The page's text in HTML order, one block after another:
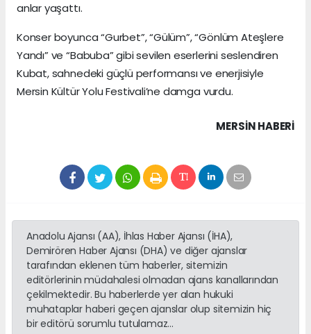
anlar yaşattı.
Konser boyunca “Gurbet”, “Gülüm”, “Gönlüm Ateşlere
Yandı” ve “Babuba” gibi sevilen eserlerini seslendiren
Kubat, sahnedeki güçlü performansı ve enerjisiyle
Mersin Kültür Yolu Festivali’ne damga vurdu.
MERSIN HABERİ
Anadolu Ajansı (AA), İhlas Haber Ajansı (İHA),
Demirören Haber Ajansı (DHA) ve diğer ajanslar
tarafından eklenen tüm haberler, sitemizin
editörlerinin müdahalesi olmadan ajans kanallarından
çekilmektedir. Bu haberlerde yer alan hukuki
muhataplar haberi geçen ajanslar olup sitemizin hiç
bir editörü sorumlu tutulamaz...